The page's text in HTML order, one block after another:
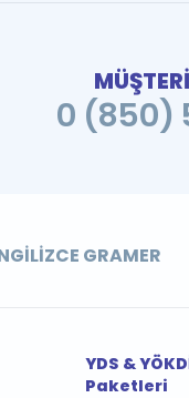
0 (850)
GRAMER
YDS &
Paketleri